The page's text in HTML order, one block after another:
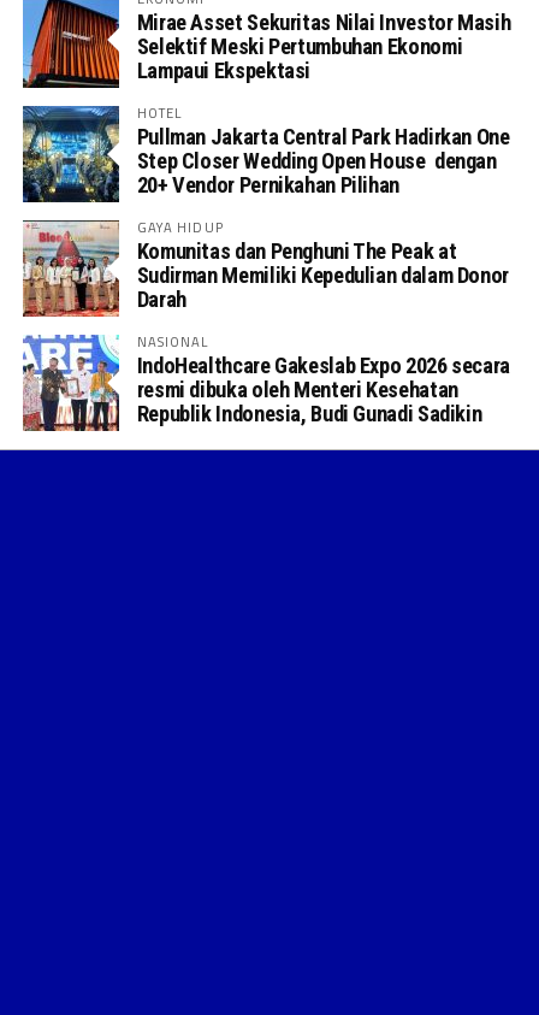
Mirae Asset Sekuritas Nilai Investor Masih
Selektif Meski Pertumbuhan Ekonomi
Lampaui Ekspektasi
HOTEL
Pullman Jakarta Central Park Hadirkan One
Step Closer Wedding Open House dengan
20+ Vendor Pernikahan Pilihan
GAYA HIDUP
Komunitas dan Penghuni The Peak at
Sudirman Memiliki Kepedulian dalam Donor
Darah
NASIONAL
IndoHealthcare Gakeslab Expo 2026 secara
resmi dibuka oleh Menteri Kesehatan
Republik Indonesia, Budi Gunadi Sadikin